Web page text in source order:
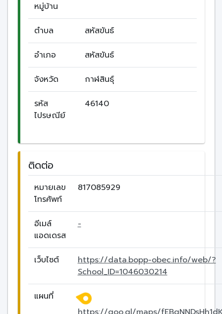
หมู่บ้าน
ตำบล สหัสขันธ์
อำเภอ สหัสขันธ์
จังหวัด กาฬสินธุ์
รหัส
ไปรษณีย์
46140
ติดต่อ
หมายเลข
โทรศัพท์
817085929
อีเมล์
แอดเดรส
-
เว็บไซต์
https://data.bopp-obec.info/web/?
School_ID=1046030214
แผนที่